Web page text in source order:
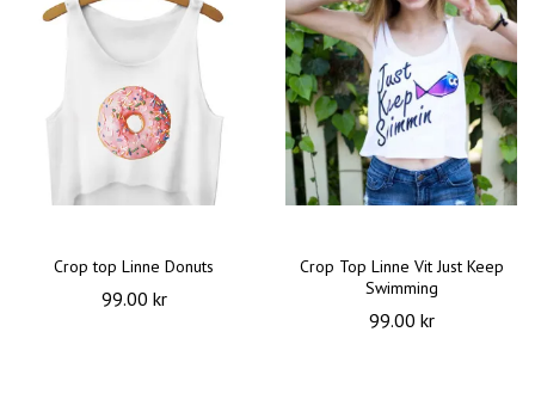
Crop top Linne Donuts
99.00 kr
Crop Top Linne Vit Just Keep
Swimming
99.00 kr